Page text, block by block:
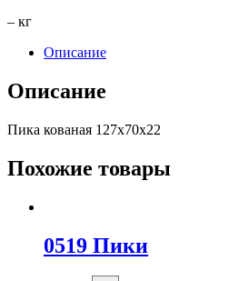
– кг
Описание
Описание
Пика кованая 127х70х22
Похожие товары
0519 Пики